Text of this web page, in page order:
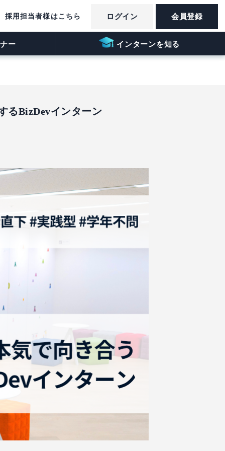
ー インターンを知る
採用担当者様はこちら ログイン 会員登録
るBizDevインターン